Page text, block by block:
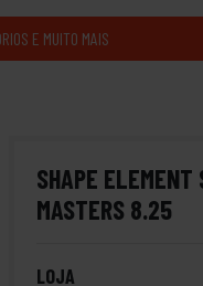
SHAPE ELEMENT
MASTERS 8.25
LOJA